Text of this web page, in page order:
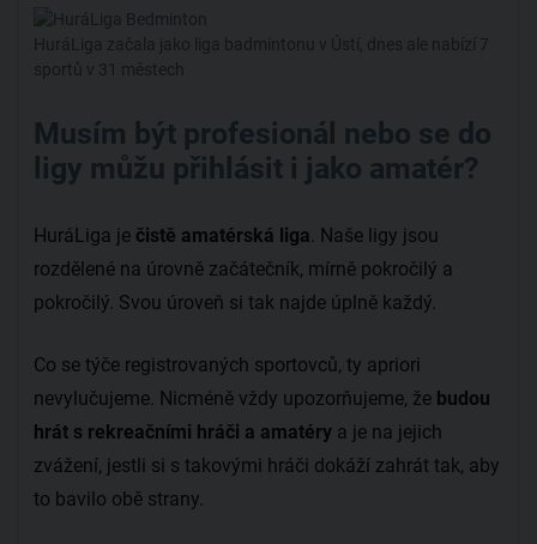
HuráLiga začala jako liga badmintonu v Ústí, dnes ale nabízí 7
sportů v 31 městech
Musím být profesionál nebo se do
ligy můžu přihlásit i jako amatér?
HuráLiga je čistě amatérská liga. Naše ligy jsou
rozdělené na úrovně začátečník, mírně pokročilý a
pokročilý. Svou úroveň si tak najde úplně každý.
Co se týče registrovaných sportovců, ty apriori
nevylučujeme. Nicméně vždy upozorňujeme, že budou
hrát s rekreačními hráči a amatéry a je na jejich
zvážení, jestli si s takovými hráči dokáží zahrát tak, aby
to bavilo obě strany.